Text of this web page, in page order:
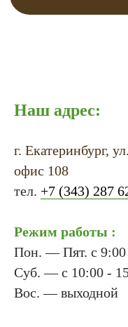
Наш адрес:
г. Екатеринбург,
офис 108
тел. +7 (343) 287
Режим работы :
Пон. — Пят. с 9:00
Суб. — с 10:00 -
Вос. — выходной